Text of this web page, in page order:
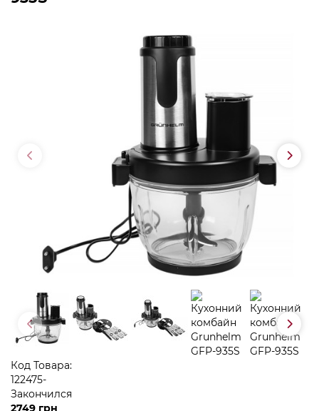
Код Товара:
122475-
Закончился
2749 грн